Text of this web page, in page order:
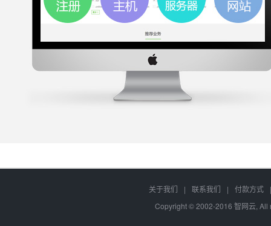
关于我们 | 联系我们 | 付款方式
|
Copyright © 2002-2016 智网云,